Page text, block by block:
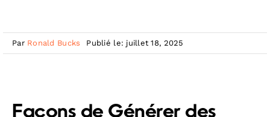
Par Ronald Bucks Publié le: juillet 18, 2025
Façons de Générer des